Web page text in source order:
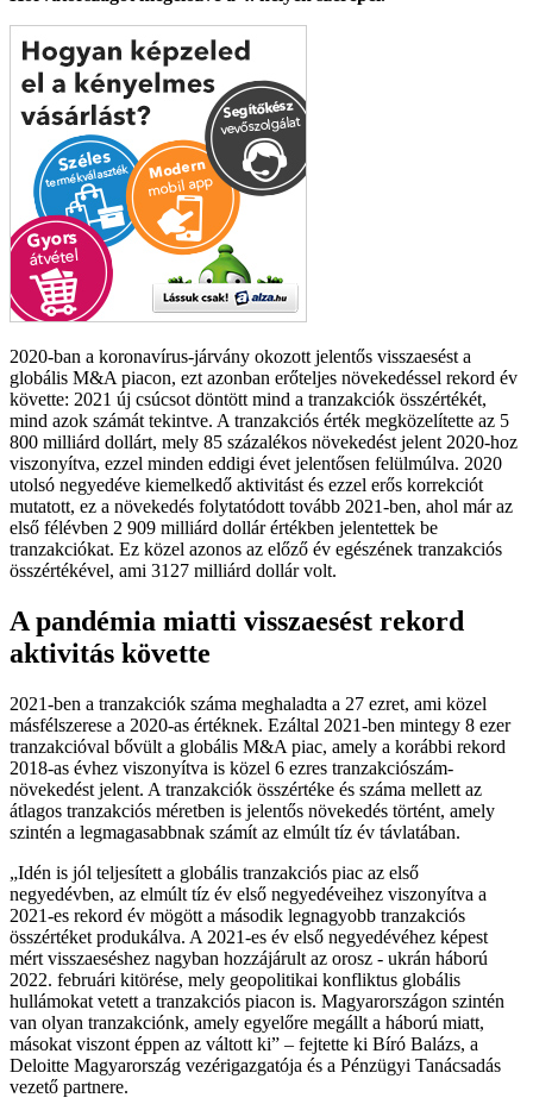
2020-ban a koronavírus-járvány okozott jelentős visszaesést a
globális M&A piacon, ezt azonban erőteljes növekedéssel rekord év
követte: 2021 új csúcsot döntött mind a tranzakciók összértékét,
mind azok számát tekintve. A tranzakciós érték megközelítette az 5
800 milliárd dollárt, mely 85 százalékos növekedést jelent 2020-hoz
viszonyítva, ezzel minden eddigi évet jelentősen felülmúlva. 2020
utolsó negyedéve kiemelkedő aktivitást és ezzel erős korrekciót
mutatott, ez a növekedés folytatódott tovább 2021-ben, ahol már az
első félévben 2 909 milliárd dollár értékben jelentettek be
tranzakciókat. Ez közel azonos az előző év egészének tranzakciós
összértékével, ami 3127 milliárd dollár volt.
A pandémia miatti visszaesést rekord
aktivitás követte
2021-ben a tranzakciók száma meghaladta a 27 ezret, ami közel
másfélszerese a 2020-as értéknek. Ezáltal 2021-ben mintegy 8 ezer
tranzakcióval bővült a globális M&A piac, amely a korábbi rekord
2018-as évhez viszonyítva is közel 6 ezres tranzakciószám-
növekedést jelent. A tranzakciók összértéke és száma mellett az
átlagos tranzakciós méretben is jelentős növekedés történt, amely
szintén a legmagasabbnak számít az elmúlt tíz év távlatában.
Idén is jól teljesített a globális tranzakciós piac az első
negyedévben, az elmúlt tíz év első negyedéveihez viszonyítva a
2021-es rekord év mögött a második legnagyobb tranzakciós
összértéket produkálva. A 2021-es év első negyedévéhez képest
mért visszaeséshez nagyban hozzájárult az orosz - ukrán háború
2022. februári kitörése, mely geopolitikai konfliktus globális
hullámokat vetett a tranzakciós piacon is. Magyarországon szintén
van olyan tranzakciónk, amely egyelőre megállt a háború miatt,
másokat viszont éppen az váltott ki
– fejtette ki Bíró Balázs, a
Deloitte Magyarország vezérigazgatója és a Pénzügyi Tanácsadás
vezető partnere.